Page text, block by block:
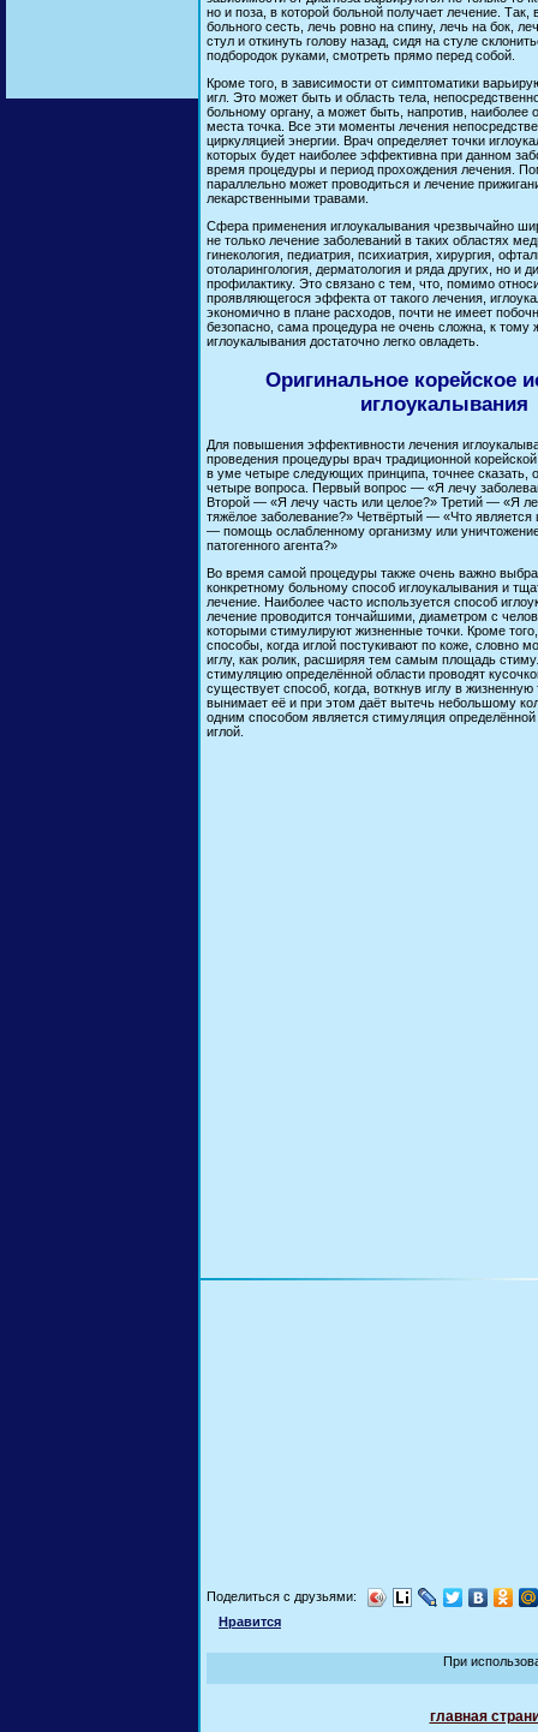
но и поза, в которой больной получает лечение. Так,
больного сесть, лечь ровно на спину, лечь на бок,
стул и откинуть голову назад, сидя на стуле
подбородок руками, смотреть прямо перед собой.
Кроме того, в зависимости от симптоматики
игл. Это может быть и область тела,
больному органу, а может быть, напротив, наиболее
места точка. Все эти моменты лечения
циркуляцией энергии. Врач определяет точки
которых будет наиболее эффективна при данном
время процедуры и период прохождения лечения.
параллельно может проводиться и лечение
лекарственными травами.
Сфера применения иглоукалывания чрезвычайно
не только лечение заболеваний в таких областях
гинекология, педиатрия, психиатрия, хирургия,
отоларингология, дерматология и ряда других, но и
профилактику. Это связано с тем, что, помимо
проявляющегося эффекта от такого лечения,
экономично в плане расходов, почти не имеет
безопасно, сама процедура не очень сложна, к тому
иглоукалывания достаточно легко овладеть.
Оригинальное корейское
иглоукалывания
Для повышения эффективности лечения
проведения процедуры врач традиционной
в уме четыре следующих принципа, точнее сказать,
четыре вопроса. Первый вопрос — «Я лечу
Второй — «Я лечу часть или целое?» Третий — «Я
тяжёлое заболевание?» Четвёртый — «Что является
— помощь ослабленному организму или
патогенного агента?»
Во время самой процедуры также очень важно
конкретному больному способ иглоукалывания и
лечение. Наиболее часто используется способ
лечение проводится тончайшими, диаметром с
которыми стимулируют жизненные точки. Кроме
способы, когда иглой постукивают по коже, словно
иглу, как ролик, расширяя тем самым площадь
стимуляцию определённой области проводят
существует способ, когда, воткнув иглу в жизненную
вынимает её и при этом даёт вытечь небольшому
одним способом является стимуляция определённой
иглой.
Поделиться с друзьями:
Нравится
При
главная